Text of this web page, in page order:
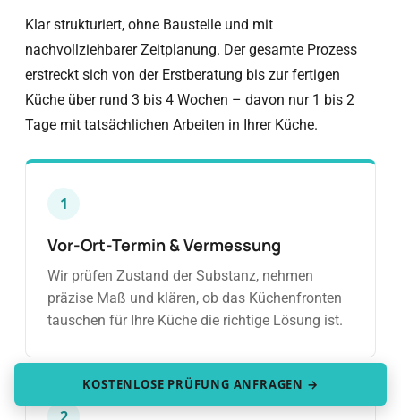
Klar strukturiert, ohne Baustelle und mit
nachvollziehbarer Zeitplanung. Der gesamte Prozess
erstreckt sich von der Erstberatung bis zur fertigen
Küche über rund 3 bis 4 Wochen – davon nur 1 bis 2
Tage mit tatsächlichen Arbeiten in Ihrer Küche.
1
Vor-Ort-Termin & Vermessung
Wir prüfen Zustand der Substanz, nehmen
präzise Maß und klären, ob das Küchenfronten
tauschen für Ihre Küche die richtige Lösung ist.
2
KOSTENLOSE PRÜFUNG ANFRAGEN →